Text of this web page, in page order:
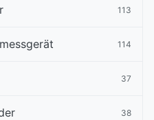
113
114
37
38